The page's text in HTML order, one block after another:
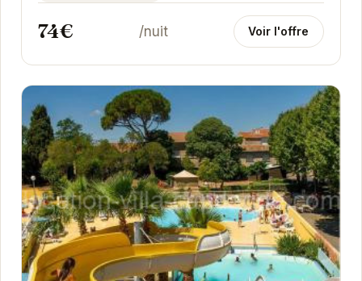
74€ /nuit Voir l'offre